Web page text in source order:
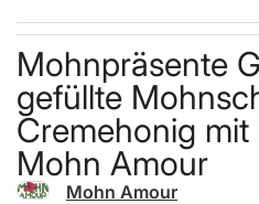
Skip to the beginning of the
Mohnpräsente
gefüllte
Cremehonig
Mohn Amour
Mohn Amour